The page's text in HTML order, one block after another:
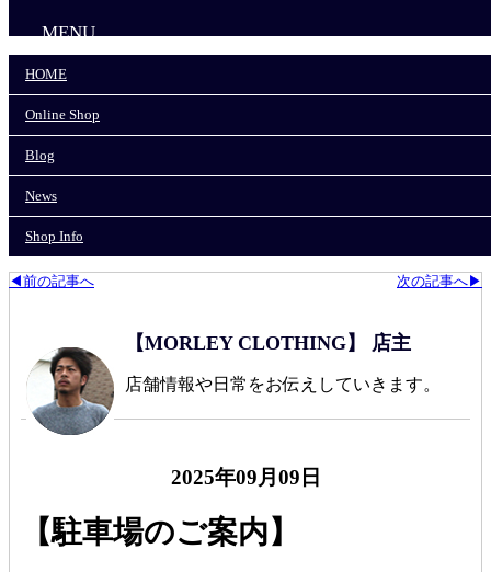
Online Shop
News
MENU
HOME
Online Shop
Blog
News
Shop Info
News>
次の記事へ▶
◀前の記事へ
【MORLEY CLOTHING】 店主
店舗情報や日常をお伝えしていきます。
2025年09月09日
【駐車場のご案内】